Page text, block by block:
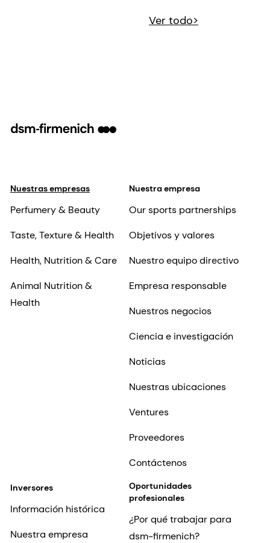
Ver todo>
Nuestras empresas
Perfumery & Beauty
Taste, Texture & Health
Health, Nutrition & Care
Animal Nutrition &
Health
Nuestra empresa
Our sports partnerships
Objetivos y valores
Nuestro equipo directivo
Empresa responsable
Nuestros negocios
Ciencia e investigación
Noticias
Nuestras ubicaciones
Ventures
Proveedores
Contáctenos
Inversores
Información histórica
Nuestra empresa
Oportunidades
profesionales
¿Por qué trabajar para
dsm-firmenich?